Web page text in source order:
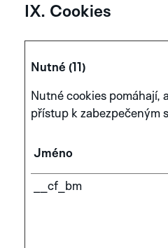
IX. Cookies
Nutné (11)
Nutné cookies pomáhají,
přístup k zabezpečeným
Jméno
__cf_bm